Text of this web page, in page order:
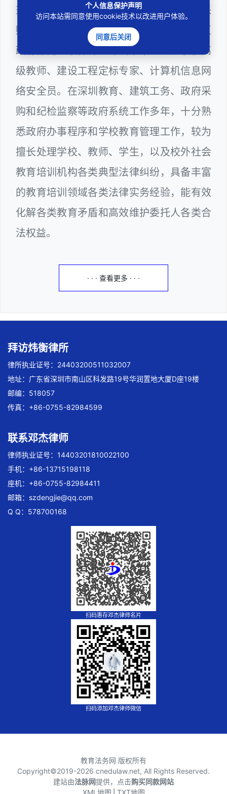
兼任深圳市人民政府听证员、深圳市政府采
购评审专家（法律类），曾担任深圳市某区
政府部门公职律师、深圳市某区公办学校高
级教师、建设工程定标专家、计算机信息网
络安全员。在深圳教育、建筑工务、政府采
购和纪检监察等政府系统工作多年，十分熟
悉政府办事程序和学校教育管理工作，较为
擅长处理学校、教师、学生，以及校外社会
教育培训机构各类典型法律纠纷，具备丰富
的教育培训领域各类法律实务经验，能有效
化解各类教育矛盾和高效维护委托人各类合
法权益。
· · · 查看更多 · · ·
拜访炜衡律所
律所执业证号：24403200511032007
地址：广东省深圳市南山区科发路19号华润置地大厦D座19楼
邮编：518057
传真：+86-0755-82984599
联系邓杰律师
律师执业证号：14403201810022100
手机：+86-13715198118
座机：+86-0755-82984411
邮箱： szdengjie@qq.com
Q Q：578700168
扫码惠存邓杰律师名片
扫码添加邓杰律师微信
教育法务网 版权所有
Copyright©2019-2026 cnedulaw.net, All Rights Reserved.
建站由法脉网提供，点击购买同款网站
个人信息保护声明
访问本站需同意使用cookie技术以改进用户体验。
同意后关闭
XML地图 TXT地图